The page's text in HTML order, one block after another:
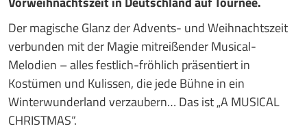
Der magische Glanz der Advents- und Weihnachtszeit
verbunden mit der Magie mitreißender Musical-
Melodien – alles festlich-fröhlich präsentiert in
Kostümen und Kulissen, die jede Bühne in ein
Winterwunderland verzaubern… Das ist „A MUSICAL
CHRISTMAS“.